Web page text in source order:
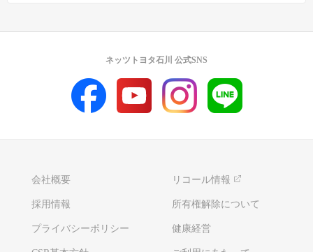
会社概要 リコール情報
採用情報 所有権解除について
プライバシーポリシー 健康経営
ネッツトヨタ石川 公式SNS